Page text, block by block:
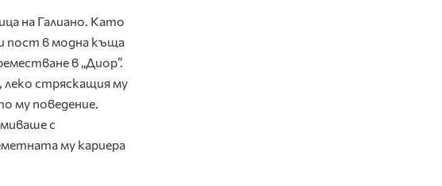
на Галиано. Като
пост в модна къща
в „Диор”.
леко стряскащия му
му поведение.
с
му кариера